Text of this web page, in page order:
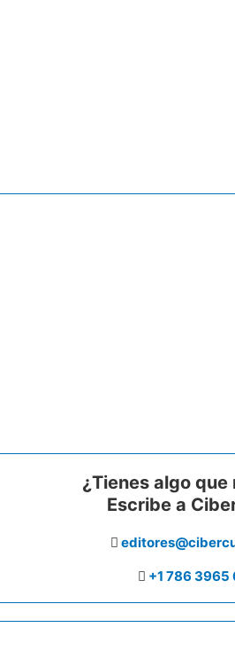
¿Tienes algo
Escribe a
+1 786 3965